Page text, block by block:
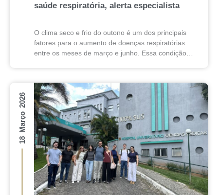
saúde respiratória, alerta especialista
O clima seco e frio do outono é um dos principais
fatores para o aumento de doenças respiratórias
entre os meses de março e junho. Essa condição
18 Março 2026